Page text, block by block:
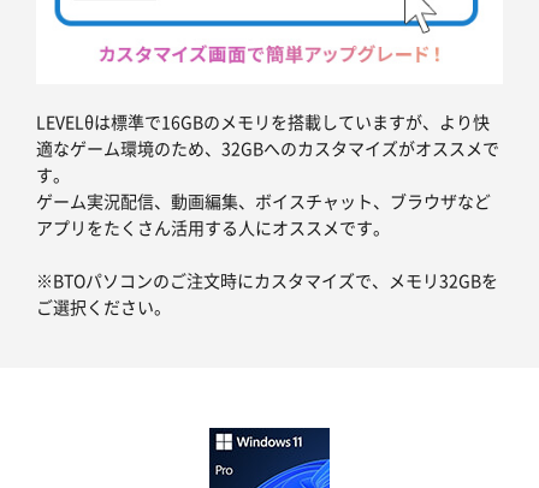
LEVELθは標準で16GBのメモリを搭載していますが、より快
適なゲーム環境のため、32GBへのカスタマイズがオススメで
す。
ゲーム実況配信、動画編集、ボイスチャット、ブラウザなど
アプリをたくさん活用する人にオススメです。
※BTOパソコンのご注文時にカスタマイズで、メモリ32GBを
ご選択ください。